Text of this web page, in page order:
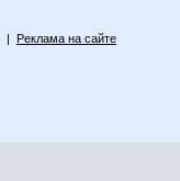
| Реклама на сайте